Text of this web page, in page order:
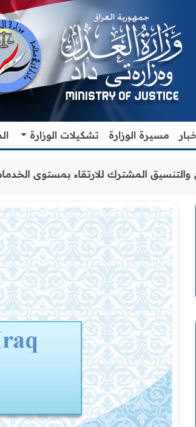
مسيرة الوزارة تشكيلات الوزارة
تعزيز التعاون والتنسيق المشترك